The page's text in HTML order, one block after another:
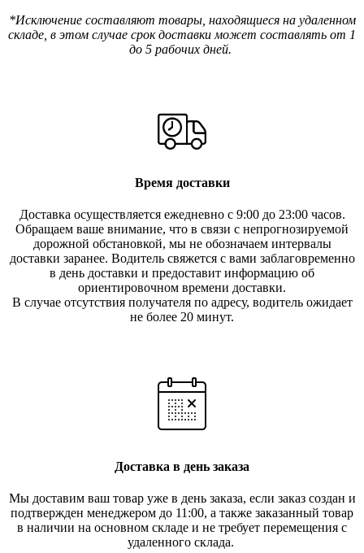
*Исключение составляют товары, находящиеся на удаленном
складе, в этом случае срок доставки может составлять от 1
до 5 рабочих дней.
Время доставки
Доставка осуществляется ежедневно с 9:00 до 23:00 часов.
Обращаем ваше внимание, что в связи с непрогнозируемой
дорожной обстановкой, мы не обозначаем интервалы
доставки заранее. Водитель свяжется с вами заблаговременно
в день доставки и предоставит информацию об
ориентировочном времени доставки.
В случае отсутствия получателя по адресу, водитель ожидает
не более 20 минут.
Доставка в день заказа
Мы доставим ваш товар уже в день заказа, если заказ создан и
подтвержден менеджером до 11:00, а также заказанный товар
в наличии на основном складе и не требует перемещения с
удаленного склада.